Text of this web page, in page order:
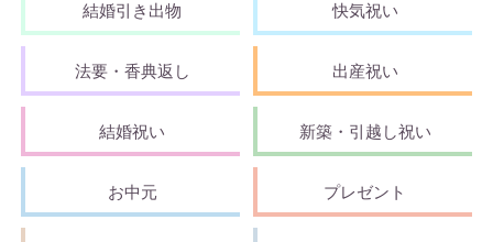
結婚引き出物 快気祝い
法要・香典返し 出産祝い
結婚祝い 新築・引越し祝い
お中元 プレゼント